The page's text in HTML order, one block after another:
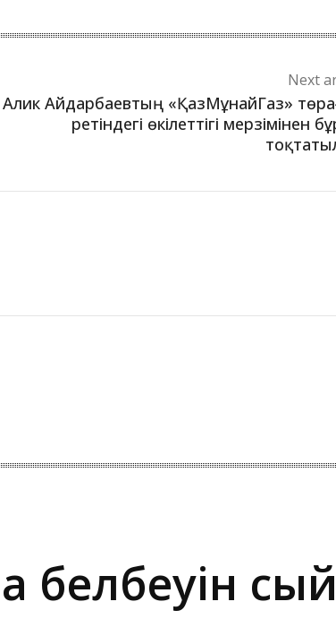
Next
Алик Айдарбаевтың «ҚазМұнайГаз»
ретіндегі өкілеттігі мерзімінен